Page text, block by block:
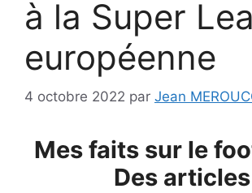
à la Super
européenne
4 octobre 2022 par Jean
Mes faits sur le
Des articles